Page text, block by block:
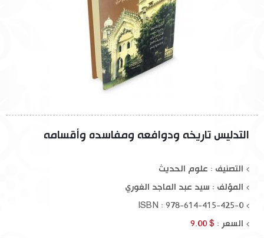
التدليس تاريخه ودوافعه ومفاسده وأقسامه
التصنيف : علوم الحديث
المؤلف : سيد عبد الماجد الغوري
ISBN : 978-614-415-425-0
السعر : $ 9.00